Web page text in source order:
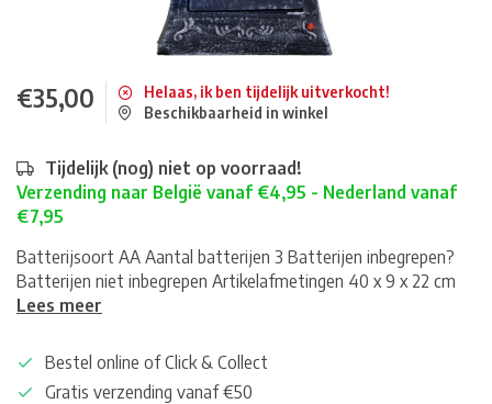
€35,00
Helaas, ik ben tijdelijk uitverkocht!
Beschikbaarheid in winkel
Tijdelijk (nog) niet op voorraad!
Verzending naar België vanaf €4,95 - Nederland vanaf
€7,95
Batterijsoort AA Aantal batterijen 3 Batterijen inbegrepen?
Batterijen niet inbegrepen Artikelafmetingen 40 x 9 x 22 cm
Lees meer
Bestel online of Click & Collect
Gratis verzending vanaf €50